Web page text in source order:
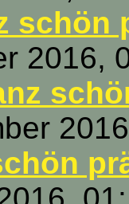
schön
2016,